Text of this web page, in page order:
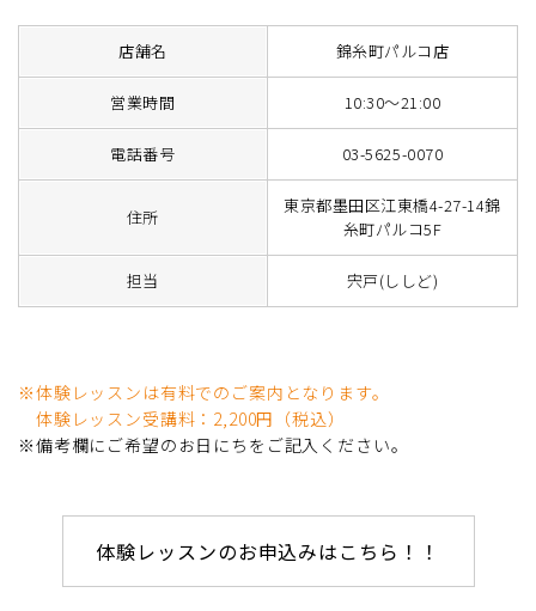
店舗名 錦糸町パルコ店
営業時間 10:30〜21:00
電話番号 03-5625-0070
住所
東京都墨田区江東橋4-27-14錦
糸町パルコ5F
担当 宍戸(ししど)
※体験レッスンは有料でのご案内となります。
体験レッスン受講料：2,200円（税込）
※備考欄にご希望のお日にちをご記入ください。
体験レッスンのお申込みはこちら！！